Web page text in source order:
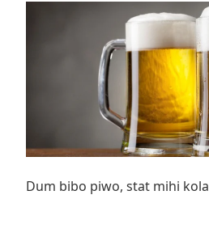
Dum bibo piwo, stat mihi